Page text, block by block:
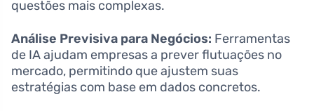
questões mais complexas.
Análise Previsiva para Negócios: Ferramentas
de IA ajudam empresas a prever flutuações no
mercado, permitindo que ajustem suas
estratégias com base em dados concretos.